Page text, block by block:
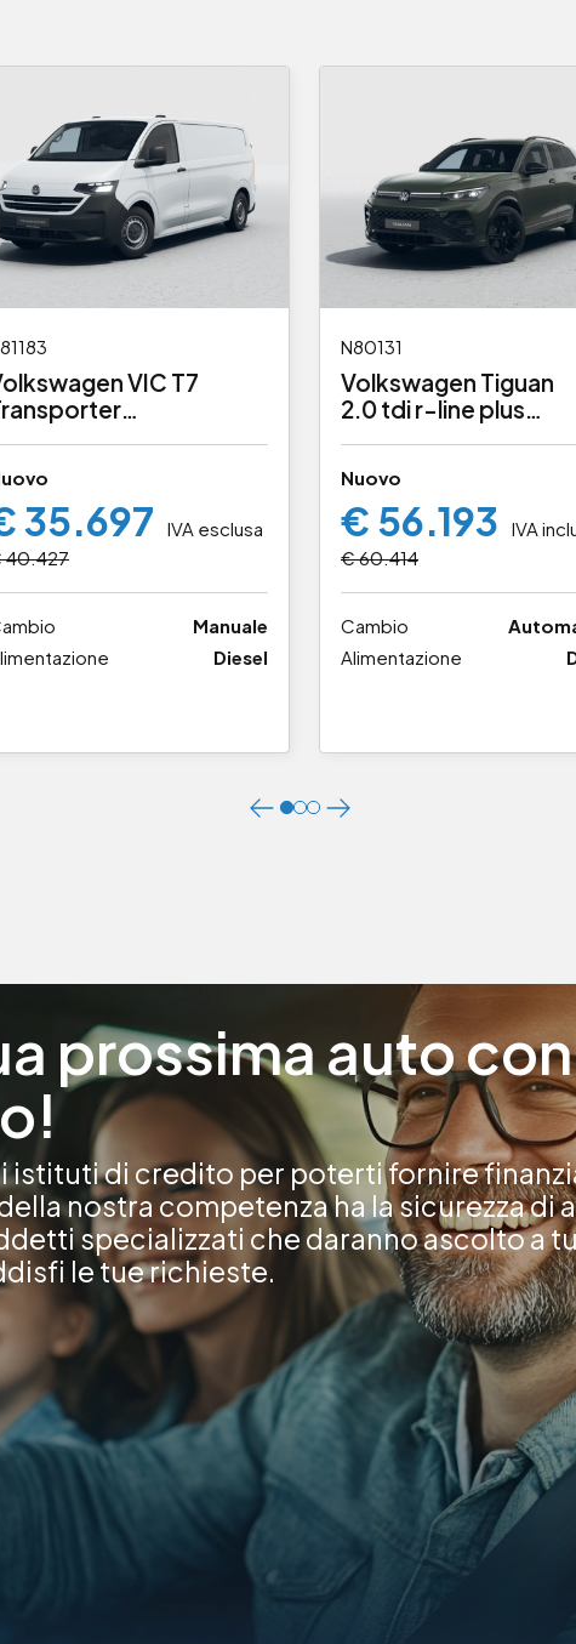
VIC T7
35.697
IVA esclusa
40.427
Manuale
Diesel
N80131
Volkswagen Tiguan
2.0 tdi r-line plus
Nuovo
€ 56.193
IVA
€ 60.414
Cambio
Alimentazione
prossima auto
istituti di credito per poterti fornire
nostra competenza ha la sicurezza di
specializzati che daranno ascolto a
le tue richieste.